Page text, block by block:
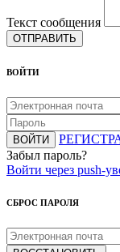
Текст сообщения
ОТПРАВИТЬ
ВОЙТИ
ВОЙТИ
Забыл пароль?
Войти через push-
СБРОС ПАРОЛЯ